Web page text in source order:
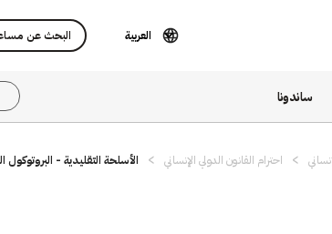
العربية البحث عن
ساندونا
احترام القانون الدولي الإنساني الأسلحة التقليدية -